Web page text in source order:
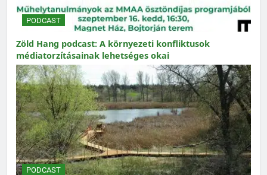
PODCAST
Zöld Hang podcast: A környezeti konfliktusok
médiatorzításainak lehetséges okai
PODCAST